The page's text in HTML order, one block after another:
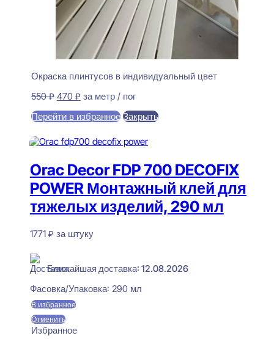
Окраска плинтусов в индивидуальный цвет
550₽ Первоначальная
составляла
470 ₽Текущая
470 ₽.
за метр / пог
Перейти в избранное Закрыть
Orac Decor FDP 700 DECOFIX
POWER Монтажный клей для
тяжелых изделий, 290 мл
1771 ₽ за штуку
Ближайшая доставка: 12.08.2026
Фасовка/Упаковка: 290 мл
В избранное
Отменить
Избранное